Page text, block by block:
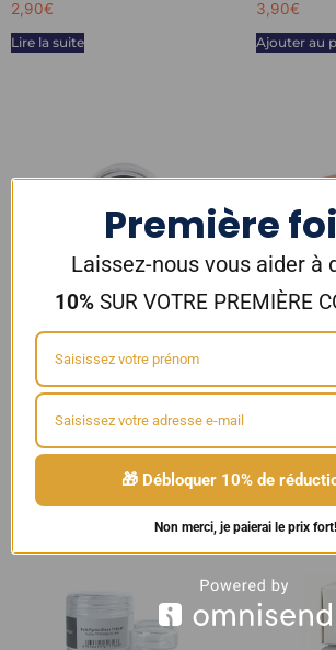
2,90€
Lire la suite
3,90€
Ajouter au
Pyrex de remplacement pour
clearomiseur ZLIDE 2ml –
INNOKIN
Ajouter au panier
PLUS 8ml
Ajouter au
Première
Laissez-nous vous aider à
10%SUR VOTRE PREMIÈRE
🎁 Débloquer 10% de
Non merci, je paierai le prix fort!